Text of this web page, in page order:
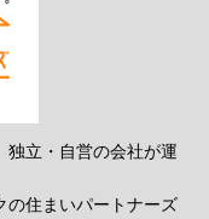
独立・自営の会社が運
の住まいパートナーズ